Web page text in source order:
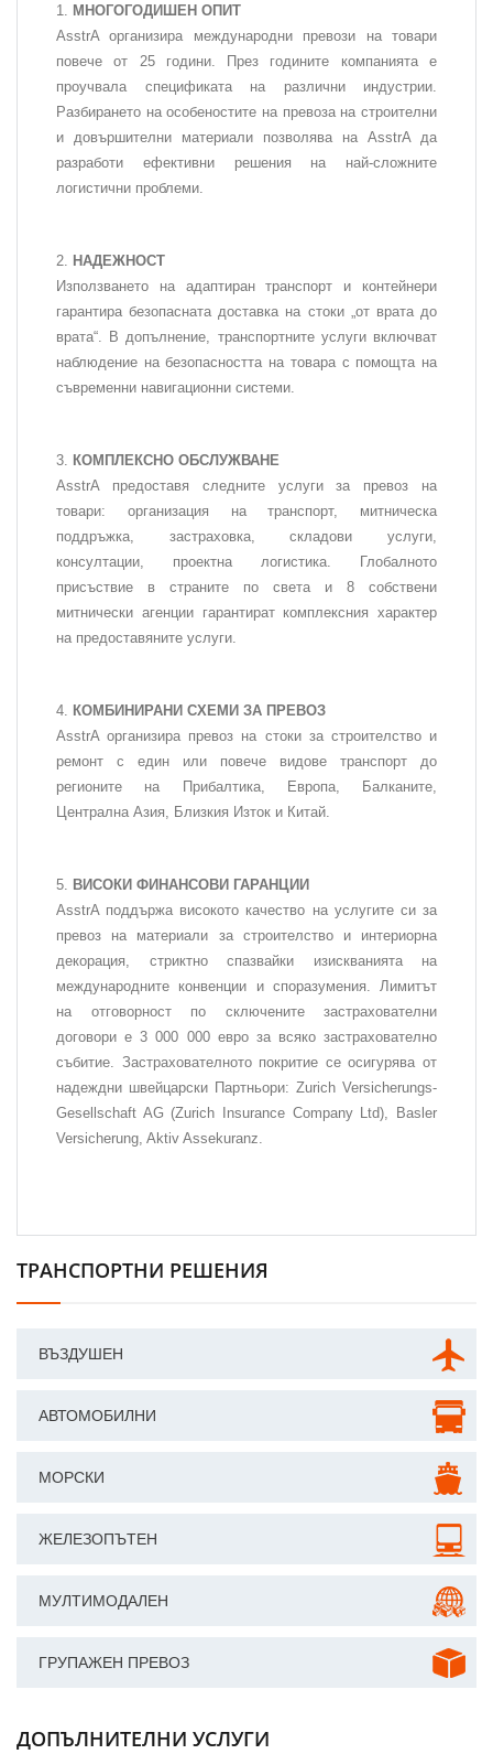
МНОГОГОДИШЕН ОПИТ
AsstrA организира международни превози на товари
повече от 25 години. През годините компанията е
проучвала спецификата на различни индустрии.
Разбирането на особеностите на превоза на строителни
и довършителни материали позволява на AsstrA да
разработи ефективни решения на най-сложните
логистични проблеми.
НАДЕЖНОСТ
Използването на адаптиран транспорт и контейнери
гарантира безопасната доставка на стоки „от врата до
врата“. В допълнение, транспортните услуги включват
наблюдение на безопасността на товара с помощта на
съвременни навигационни системи.
КОМПЛЕКСНО ОБСЛУЖВАНЕ
AsstrA предоставя следните услуги за превоз на
товари: организация на транспорт, митническа
поддръжка, застраховка, складови услуги,
консултации, проектна логистика. Глобалното
присъствие в страните по света и 8 собствени
митнически агенции гарантират комплексния характер
на предоставяните услуги.
КОМБИНИРАНИ СХЕМИ ЗА ПРЕВОЗ
AsstrA организира превоз на стоки за строителство и
ремонт с един или повече видове транспорт до
регионите на Прибалтика, Европа, Балканите,
Централна Азия, Близкия Изток и Китай.
ВИСОКИ ФИНАНСОВИ ГАРАНЦИИ
AsstrA поддържа високото качество на услугите си за
превоз на материали за строителство и интериорна
декорация, стриктно спазвайки изискванията на
международните конвенции и споразумения. Лимитът
на отговорност по сключените застрахователни
договори е 3 000 000 евро за всяко застрахователно
събитие. Застрахователното покритие се осигурява от
надеждни швейцарски Партньори: Zurich Versicherungs-
Gesellschaft AG (Zurich Insurance Company Ltd), Basler
Versicherung, Aktiv Assekuranz.
ТРАНСПОРТНИ РЕШЕНИЯ
ВЪЗДУШЕН
АВТОМОБИЛНИ
МОРСКИ
ЖЕЛЕЗОПЪТЕН
МУЛТИМОДАЛЕН
ГРУПАЖЕН ПРЕВОЗ
ДОПЪЛНИТЕЛНИ УСЛУГИ